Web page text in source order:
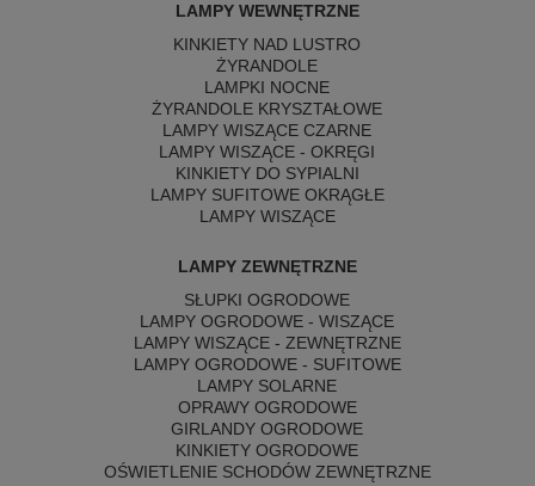
LAMPY WEWNĘTRZNE
KINKIETY NAD LUSTRO
ŻYRANDOLE
LAMPKI NOCNE
ŻYRANDOLE KRYSZTAŁOWE
LAMPY WISZĄCE CZARNE
LAMPY WISZĄCE - OKRĘGI
KINKIETY DO SYPIALNI
LAMPY SUFITOWE OKRĄGŁE
LAMPY WISZĄCE
LAMPY ZEWNĘTRZNE
SŁUPKI OGRODOWE
LAMPY OGRODOWE - WISZĄCE
LAMPY WISZĄCE - ZEWNĘTRZNE
LAMPY OGRODOWE - SUFITOWE
LAMPY SOLARNE
OPRAWY OGRODOWE
GIRLANDY OGRODOWE
KINKIETY OGRODOWE
OŚWIETLENIE SCHODÓW ZEWNĘTRZNE